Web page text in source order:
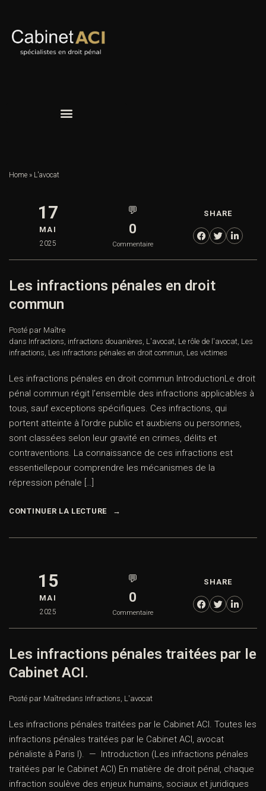
Home » L'avocat
17
MAI
2025
💬
0
Commentaire
SHARE
Les infractions pénales en droit
commun
Posté par Maître
dans Infractions, infractions douanières, L'avocat, Le rôle de l'avocat, Les
infractions, Les infractions pénales en droit commun, Les victimes
Les infractions pénales en droit commun IntroductionLe droit
pénal commun régit l’ensemble des infractions applicables à
tous, sauf exceptions spécifiques. Ces infractions, qui
portent atteinte à l’ordre public et auxbiens ou personnes,
sont classées selon leur gravité en crimes, délits et
contraventions. La connaissance de ces infractions est
essentiellepour comprendre les mécanismes de la
répression pénale […]
CONTINUER LA LECTURE
15
MAI
2025
💬
0
Commentaire
SHARE
Les infractions pénales traitées par le
Cabinet ACI.
Posté par Maîtredans Infractions, L'avocat
Les infractions pénales traitées par le Cabinet ACI. Toutes les
infractions pénales traitées par le Cabinet ACI, avocat
pénaliste à Paris I). — Introduction (Les infractions pénales
traitées par le Cabinet ACI) En matière de droit pénal, chaque
infraction soulève des enjeux humains, sociaux et juridiques